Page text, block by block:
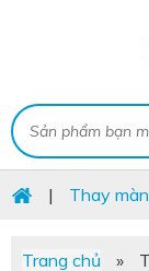
| Thay
Trang chủ »